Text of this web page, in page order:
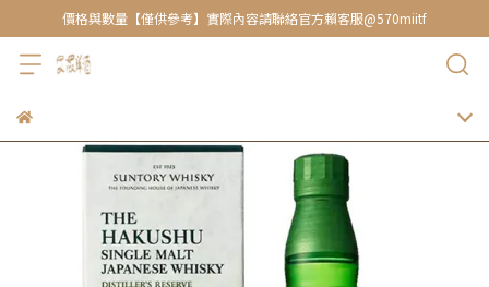
價格與數量【僅供參考】實際內容請聯絡官方賴客服@570miitf